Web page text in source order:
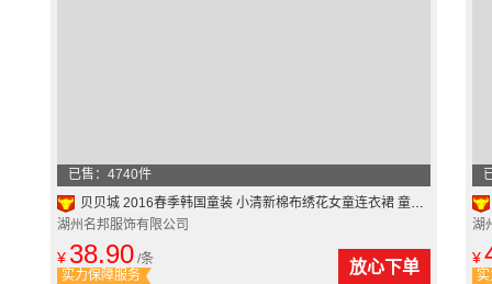
已售：4740件
贝贝城 2016春季韩国童装 小清新棉布绣花女童连衣裙 童装批发
湖州名邦服饰有限公司
¥ 38.90 /条
实力保障服务
放心下单
湖
¥